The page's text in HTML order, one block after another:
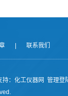
联系我们
： 化工仪器网 管理登